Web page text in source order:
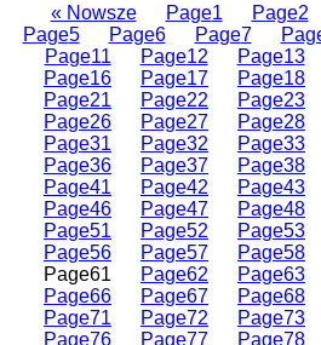
« Nowsze Page1 Page2
Page5 Page6 Page7
Page11 Page12 Page13
Page16 Page17 Page18
Page21 Page22 Page23
Page26 Page27 Page28
Page31 Page32 Page33
Page36 Page37 Page38
Page41 Page42 Page43
Page46 Page47 Page48
Page51 Page52 Page53
Page56 Page57 Page58
Page61 Page62 Page63
Page66 Page67 Page68
Page71 Page72 Page73
Page76 Page77 Page78